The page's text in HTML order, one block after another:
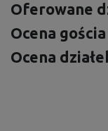
Oferowane
Ocena
Ocena